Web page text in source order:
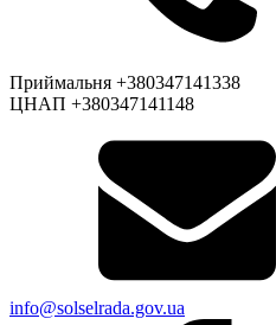
Приймальня +380347141338
ЦНАП +380347141148
info@solselrada.gov.ua